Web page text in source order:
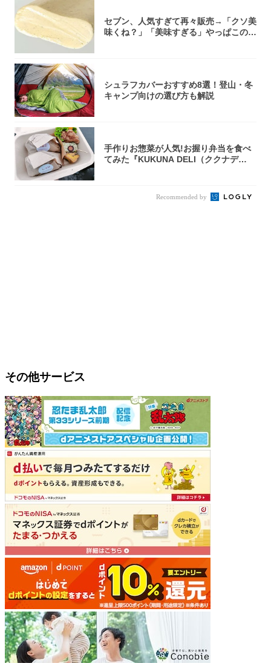
セブン、人気すぎて再々販売→「クソ美
味くね？」「美味すぎる」やっぱこのク
シュラフカバーおすすめ8選！登山・冬
キャンプ向けの選び方も解説
手作りお惣菜が人気!お握り弁当を食べ
てみた『KUKUNA DELI（ククナデ
Recommended by
その他サービス